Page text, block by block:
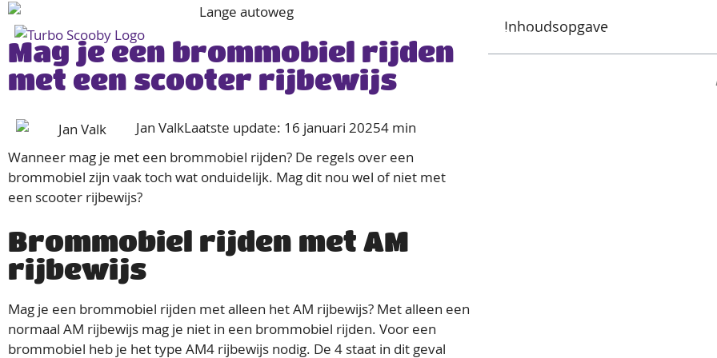
Over ons Regio
Mag je een brommobiel rijden
met een scooter rijbewijs
Jan ValkLaatste update: 16 januari 20254 min
Wanneer mag je met een brommobiel rijden? De regels over een
brommobiel zijn vaak toch wat onduidelijk. Mag dit nou wel of niet met
een scooter rijbewijs?
Brommobiel rijden met AM
rijbewijs
Mag je een brommobiel rijden met alleen het AM rijbewijs? Met alleen een
normaal AM rijbewijs mag je niet in een brommobiel rijden. Voor een
brommobiel heb je het type AM4 rijbewijs nodig. De 4 staat in dit geval
Inhoudsopgave